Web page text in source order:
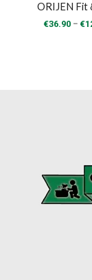
ORIJEN Fit
€36.90 – €